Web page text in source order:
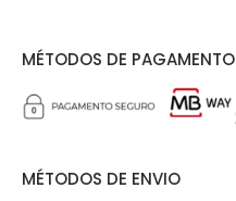
MÉTODOS DE PAGAMENTO
MÉTODOS DE ENVIO